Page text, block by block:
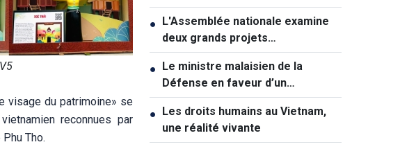
visage du patrimoine» se
reconnues par
Tho.
une croissance à deux chiffres
● L'Assemblée nationale examine
deux grands projets
d'infrastructures pour soutenir la
croissance
● Le ministre malaisien de la
Défense en faveur d’un
rapprochement avec le Vietnam
● Les droits humains au Vietnam,
une réalité vivante